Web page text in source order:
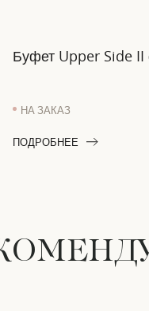
Буфет Upper Side II
НА ЗАКАЗ
ПОДРОБНЕЕ